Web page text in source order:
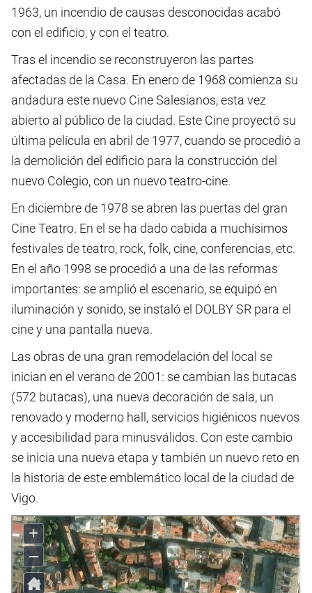
1963, un incendio de causas desconocidas acabó
con el edificio, y con el teatro.
Tras el incendio se reconstruyeron las partes
afectadas de la Casa. En enero de 1968 comienza su
andadura este nuevo Cine Salesianos, esta vez
abierto al público de la ciudad. Este Cine proyectó su
última película en abril de 1977, cuando se procedió a
la demolición del edificio para la construcción del
nuevo Colegio, con un nuevo teatro-cine.
En diciembre de 1978 se abren las puertas del gran
Cine Teatro. En el se ha dado cabida a muchísimos
festivales de teatro, rock, folk, cine, conferencias, etc.
En el año 1998 se procedió a una de las reformas
importantes: se amplió el escenario, se equipó en
iluminación y sonido, se instaló el DOLBY SR para el
cine y una pantalla nueva.
Las obras de una gran remodelación del local se
inician en el verano de 2001: se cambian las butacas
(572 butacas), una nueva decoración de sala, un
renovado y moderno hall, servicios higiénicos nuevos
y accesibilidad para minusválidos. Con este cambio
se inicia una nueva etapa y también un nuevo reto en
la historia de este emblemático local de la ciudad de
Vigo.